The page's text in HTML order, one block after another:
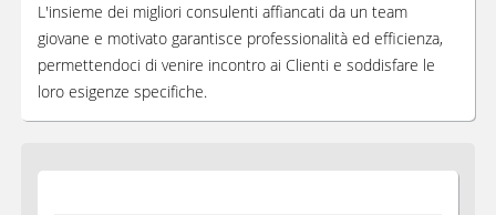
L'insieme dei migliori consulenti affiancati da un team
giovane e motivato garantisce professionalità ed efficienza,
permettendoci di venire incontro ai Clienti e soddisfare le
loro esigenze specifiche.